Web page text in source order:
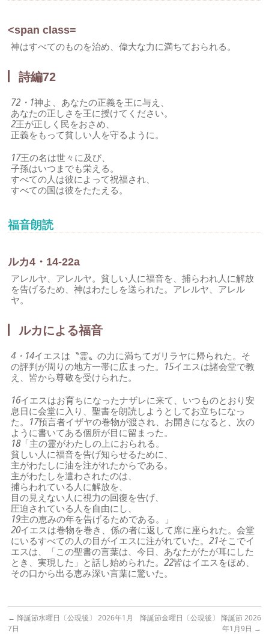
<span class=
神はすべてのものを治め、偉大な力に満ちておられる。
詩編72
72・1神よ、あなたの正義を王に与え、
あなたの正しさを王に授けてください。
2王が正しく民をおさめ、
正義をもって貧しい人を守るように。
17王の名は世々に及び、
子孫はいつまでも栄える。
すべての人は彼によって祝福され、
すべての国は彼をたたえる。
福音朗読
ルカ4・14-22a
アレルヤ、アレルヤ。貧しい人に福音を、捕らわれ人に解放
を告げるため、神はわたしを送られた。アレルヤ、アレル
ヤ。
ルカによる福音
4・14イエスは〝霊〟の力に満ちてガリラヤに帰られた。そ
の評判が周りの地方一帯に広まった。 15イエスは諸会堂で教
え、皆から尊敬を受けられた。
16イエスはお育ちになったナザレに来て、いつものとおり安
息日に会堂に入り、聖書を朗読しようとしてお立ちになっ
た。 17預言者イザヤの巻物が渡され、お開きになると、次の
ように書いてある個所が目に留まった。
18「主の霊がわたしの上におられる。
貧しい人に福音を告げ知らせるために、
主がわたしに油を注がれたからである。
主がわたしを遣わされたのは、
捕らわれている人に解放を、
目の見えない人に視力の回復を告げ、
圧迫されている人を自由にし、
19主の恵みの年を告げるためである。」
20イエスは巻物を巻き、係の者に返して席に座られた。会堂
にいるすべての人の目がイエスに注がれていた。21そこでイ
エスは、「この聖書の言葉は、今日、あなたがたが耳にした
とき、実現した」と話し始められた。22皆はイエスをほめ、
その口から出る恵み深い言葉に驚いた。
← 降誕節水曜日〔公現後〕 2026年1月
7日
降誕節金曜日〔公現後〕 降誕節 2026
年1月9日 →